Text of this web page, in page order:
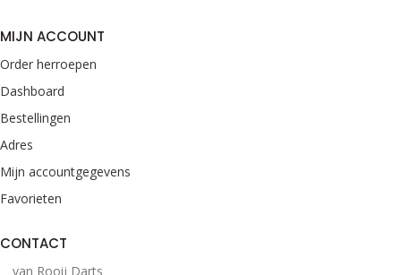
MIJN ACCOUNT
Order herroepen
Dashboard
Bestellingen
Adres
Mijn accountgegevens
Favorieten
CONTACT
van Rooij Darts